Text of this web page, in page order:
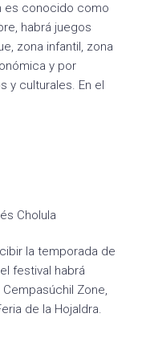
es conocido como
habrá juegos
zona infantil, zona
y por
y culturales. En el
Cholula
la temporada de
festival habrá
Zone,
de la Hojaldra.